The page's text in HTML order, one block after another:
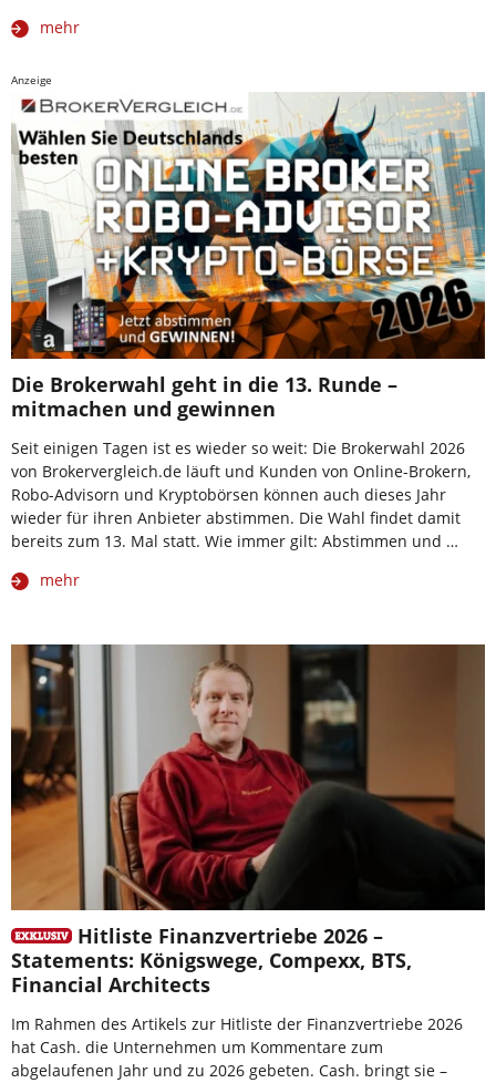
mehr
Anzeige
Die Brokerwahl geht in die 13. Runde –
mitmachen und gewinnen
Seit einigen Tagen ist es wieder so weit: Die Brokerwahl 2026
von Brokervergleich.de läuft und Kunden von Online-Brokern,
Robo-Advisorn und Kryptobörsen können auch dieses Jahr
wieder für ihren Anbieter abstimmen. Die Wahl findet damit
bereits zum 13. Mal statt. Wie immer gilt: Abstimmen und …
mehr
Hitliste Finanzvertriebe 2026 –
Statements: Königswege, Compexx, BTS,
Financial Architects
Im Rahmen des Artikels zur Hitliste der Finanzvertriebe 2026
hat Cash. die Unternehmen um Kommentare zum
abgelaufenen Jahr und zu 2026 gebeten. Cash. bringt sie –